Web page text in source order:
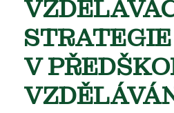
STRATEGIE
V